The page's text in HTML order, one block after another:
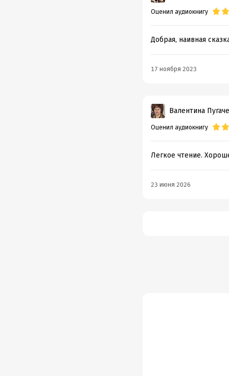
Оценил аудиокнигу
Добрая, наивная
17 ноября 2023
Валентина
Оценил аудиокнигу
Легкое чтение.
23 июня 2026